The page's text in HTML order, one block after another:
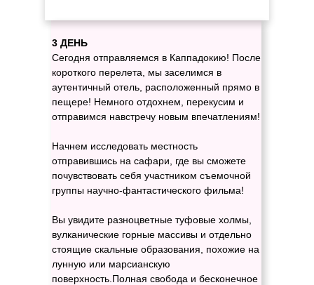
3 ДЕНЬ
Сегодня отправляемся в Каппадокию! После
короткого перелета, мы заселимся в
аутентичный отель, расположенный прямо в
пещере! Немного отдохнем, перекусим и
отправимся навстречу новым впечатлениям!
Начнем исследовать местность
отправившись на сафари, где вы сможете
почувствовать себя участником съемочной
группы научно-фантастического фильма!
Вы увидите разноцветные туфовые холмы,
вулканические горные массивы и отдельно
стоящие скальные образования, похожие на
лунную или марсианскую
поверхность.Полная свобода и бесконечное